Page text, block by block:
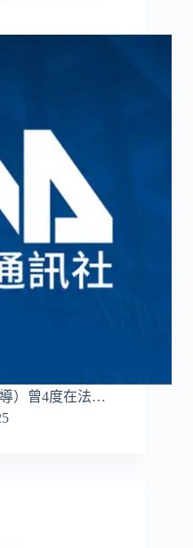
導）曾4度在法…